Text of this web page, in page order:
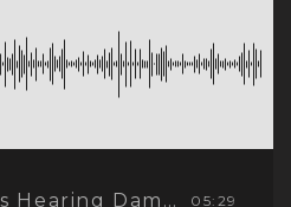
Casio Breaks Hearing Damage 05:29